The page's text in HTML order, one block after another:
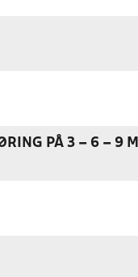
PÅ 3 – 6 – 9